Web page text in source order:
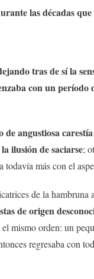
las décadas
tras de sí la
con un período
angustiosa carestía
ilusión de saciarse;
todavía más con el
de la hambruna
de origen
mismo orden: un
regresaba con